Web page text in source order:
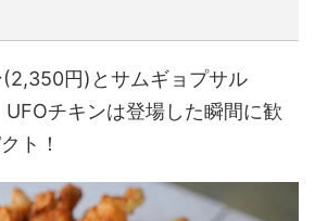
円)とサムギョプサル
チキンは登場した瞬間に歓
ト！